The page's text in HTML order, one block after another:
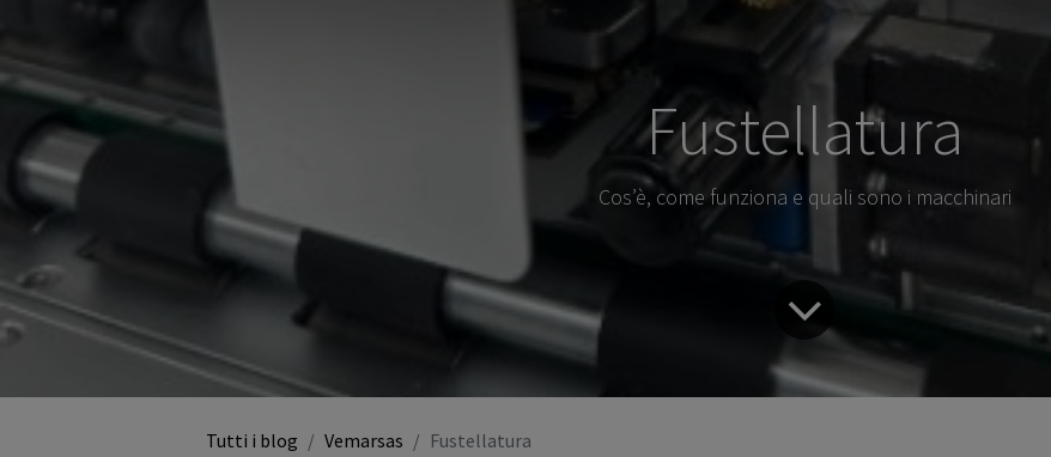
Fustellatura
Cos’è, come funziona e quali sono i macchinari
Tutti i blog Vemarsas Fustellatura